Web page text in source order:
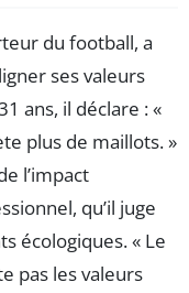
du football, a
ses valeurs
ans, il déclare : «
plus de maillots. »
l’impact
qu’il juge
écologiques. « Le
pas les valeurs